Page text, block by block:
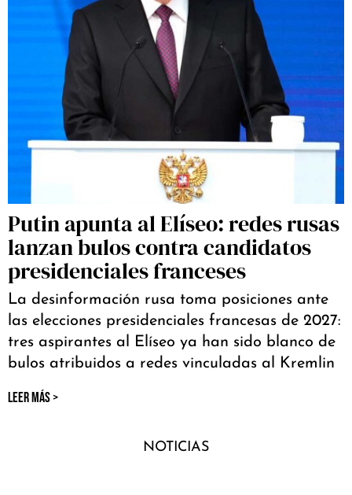
Putin apunta al Elíseo: redes rusas
lanzan bulos contra candidatos
presidenciales franceses
La desinformación rusa toma posiciones ante
las elecciones presidenciales francesas de 2027:
tres aspirantes al Elíseo ya han sido blanco de
bulos atribuidos a redes vinculadas al Kremlin
LEER MÁS >
NOTICIAS